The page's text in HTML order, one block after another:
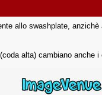
allo swashplate,
alta) cambiano anche